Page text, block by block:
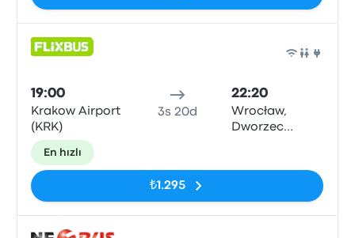
19:00
Krakow Airport
(KRK)
3s 20d
22:20
Wrocław,
Dworzec
En hızlı
₺1.295